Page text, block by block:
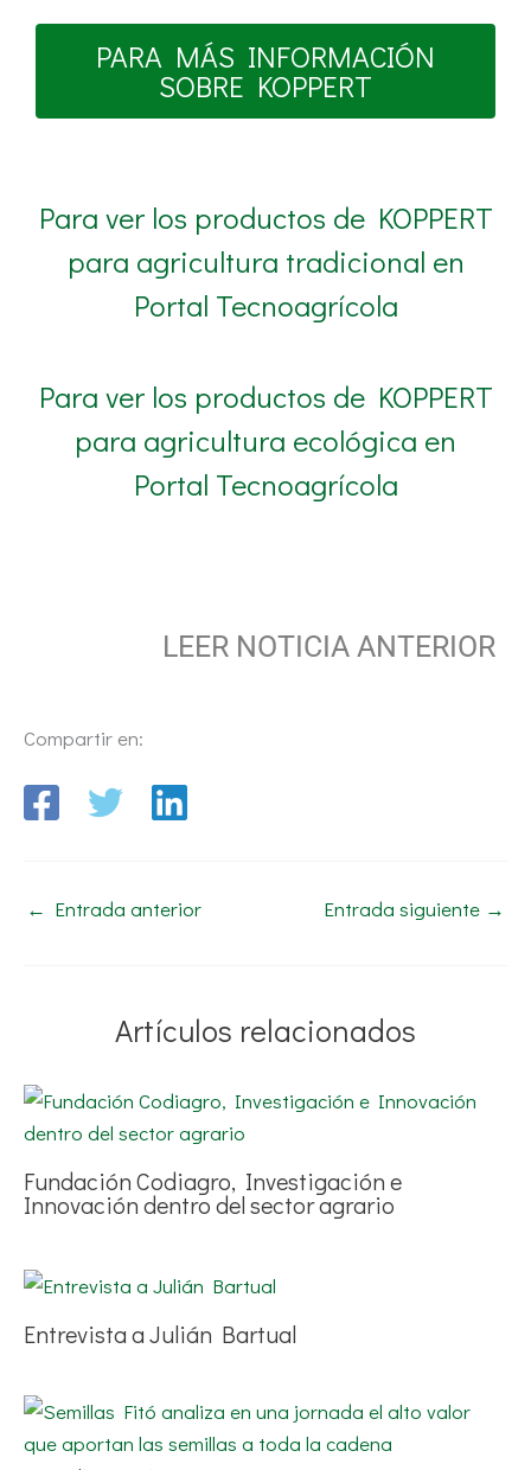
PARA MÁS INFORMACIÓN
SOBRE KOPPERT
Para ver los productos de KOPPERT
para agricultura tradicional en
Portal Tecnoagrícola
Para ver los productos de KOPPERT
para agricultura ecológica en
Portal Tecnoagrícola
LEER NOTICIA ANTERIOR
Compartir en:
← Entrada anterior Entrada siguiente →
Artículos relacionados
Fundación Codiagro, Investigación e
Innovación dentro del sector agrario
Entrevista a Julián Bartual